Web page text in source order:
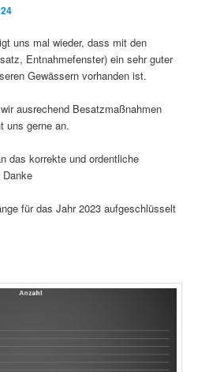
uns mal wieder, dass mit den
Entnahmefenster) ein sehr guter
Gewässern vorhanden ist.
ausrechend Besatzmaßnahmen
uns gerne an.
das korrekte und ordentliche
Danke
für das Jahr 2023 aufgeschlüsselt